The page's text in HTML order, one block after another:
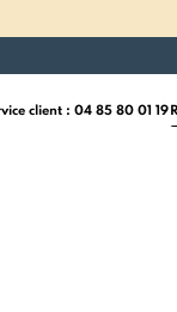
client : 04 85 80 01 19